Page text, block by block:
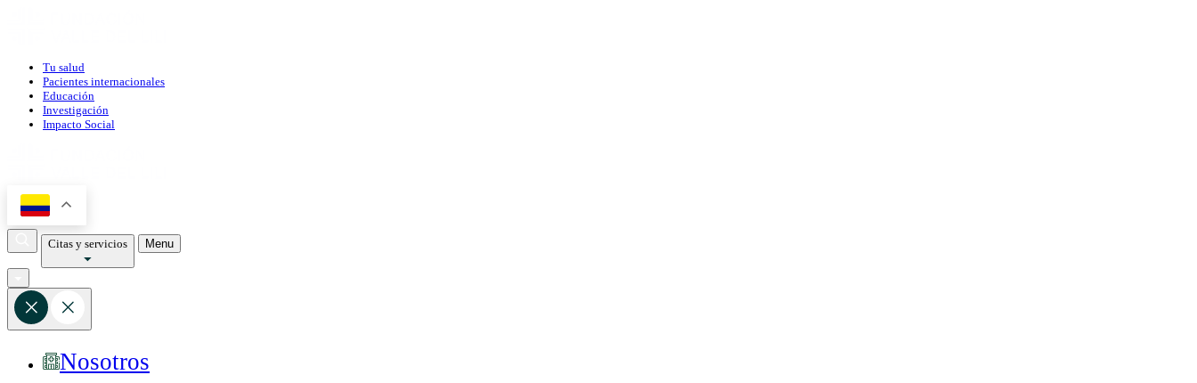
Tu salud
Pacientes internacionales
Educación
Investigación
Impacto Social
Citas y servicios Menu
Nosotros